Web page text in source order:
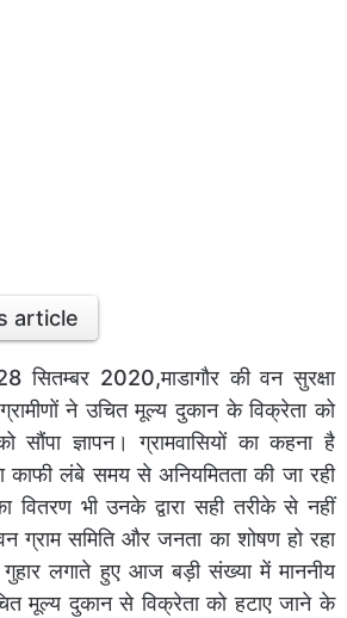
article
सितम्बर 2020,माडागौर की वन सुरक्षा
ने उचित मूल्य दुकान के विक्रेता को
ज्ञापन। ग्रामवासियों का कहना है
काफी लंबे समय से अनियमितता की जा रही
वितरण भी उनके द्वारा सही तरीके से नहीं
ग्राम समिति और जनता का शोषण हो रहा
लगाते हुए आज बड़ी संख्या में माननीय
मूल्य दुकान से विक्रेता को हटाए जाने के